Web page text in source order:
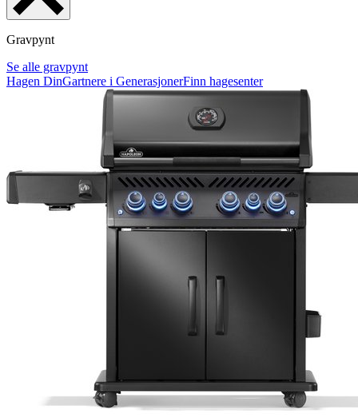
Gravpynt
Se alle gravpynt
Hagen DinGartnere i GenerasjonerFinn hagesenter